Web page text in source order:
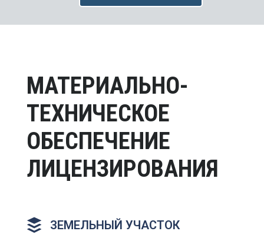
МАТЕРИАЛЬНО-
ТЕХНИЧЕСКОЕ
ОБЕСПЕЧЕНИЕ
ЛИЦЕНЗИРОВАНИЯ
ЗЕМЕЛЬНЫЙ УЧАСТОК